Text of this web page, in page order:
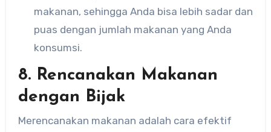
makanan, sehingga Anda bisa lebih sadar dan
puas dengan jumlah makanan yang Anda
konsumsi.
8. Rencanakan Makanan
dengan Bijak
Merencanakan makanan adalah cara efektif